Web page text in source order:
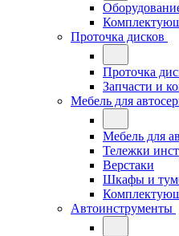
Проточка дисков
Проточка
Запчасти и
Мебель для
Мебель для
Тележки
Верстаки
Шкафы и
Автоинструменты